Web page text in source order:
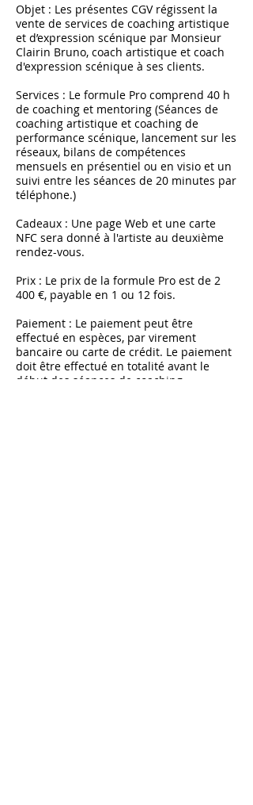
Objet : Les présentes CGV régissent la
vente de services de coaching artistique
et d’expression scénique par Monsieur
Clairin Bruno, coach artistique et coach
d'expression scénique à ses clients.
Services : Le formule Pro comprend 40 h
de coaching et mentoring (Séances de
coaching artistique et coaching de
performance scénique, lancement sur les
réseaux, bilans de compétences
mensuels en présentiel ou en visio et un
suivi entre les séances de 20 minutes par
téléphone.)
Cadeaux : Une page Web et une carte
NFC sera donné à l'artiste au deuxième
rendez-vous.
Prix : Le prix de la formule Pro est de 2
400 €, payable en 1 ou 12 fois.
Paiement : Le paiement peut être
effectué en espèces, par virement
bancaire ou carte de crédit. Le paiement
doit être effectué en totalité avant le
début des séances de coaching.